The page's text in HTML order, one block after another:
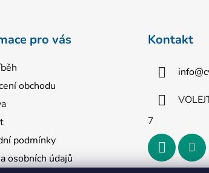
pro vás
obchodu
podmínky
osobních údajů
Kontakt
info@
7